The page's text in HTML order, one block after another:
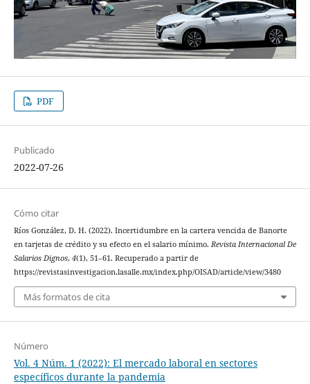
PDF
Publicado
2022-07-26
Cómo citar
Ríos González, D. H. (2022). Incertidumbre en la cartera vencida de Banorte
en tarjetas de crédito y su efecto en el salario mínimo. Revista Internacional De
Salarios Dignos, 4(1), 51–61. Recuperado a partir de
https://revistasinvestigacion.lasalle.mx/index.php/OISAD/article/view/3480
Más formatos de cita
Número
Vol. 4 Núm. 1 (2022): El mercado laboral en sectores
específicos durante la pandemia